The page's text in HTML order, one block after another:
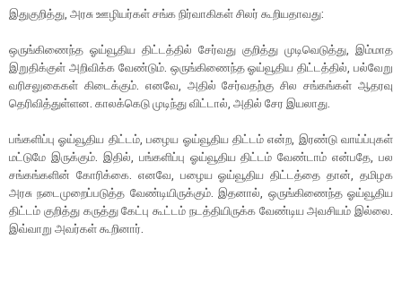
இதுகுறித்து, அரசு ஊழியர்கள் சங்க நிர்வாகிகள் சிலர் கூறியதாவது:
ஒருங்கிணைந்த ஓய்வூதிய திட்டத்தில் சேர்வது குறித்து முடிவெடுத்து, இம்மாத
இறுதிக்குள் அறிவிக்க வேண்டும். ஒருங்கிணைந்த ஓய்வூதிய திட்டத்தில், பல்வேறு
வரிசலுகைகள் கிடைக்கும். எனவே, அதில் சேர்வதற்கு சில சங்கங்கள் ஆதரவு
தெரிவித்துள்ளன. காலக்கெடு முடிந்து விட்டால், அதில் சேர இயலாது.
பங்களிப்பு ஓய்வூதிய திட்டம், பழைய ஓய்வூதிய திட்டம் என்ற, இரண்டு வாய்ப்புகள்
மட்டுமே இருக்கும். இதில், பங்களிப்பு ஓய்வூதிய திட்டம் வேண்டாம் என்பதே, பல
சங்கங்களின் கோரிக்கை. எனவே, பழைய ஓய்வூதிய திட்டத்தை தான், தமிழக
அரசு நடைமுறைப்படுத்த வேண்டியிருக்கும். இதனால், ஒருங்கிணைந்த ஓய்வூதிய
திட்டம் குறித்து கருத்து கேட்பு கூட்டம் நடத்தியிருக்க வேண்டிய அவசியம் இல்லை.
இவ்வாறு அவர்கள் கூறினார்.